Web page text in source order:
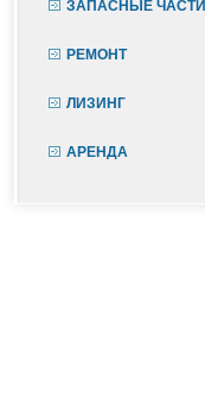
ЗАПАСНЫЕ ЧАСТИ
РЕМОНТ
ЛИЗИНГ
АРЕНДА